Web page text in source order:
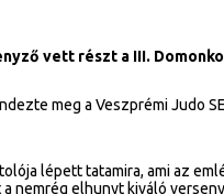
vett részt a III.
meg a Veszprémi Judo
lépett tatamira, ami az
elhunyt kiváló